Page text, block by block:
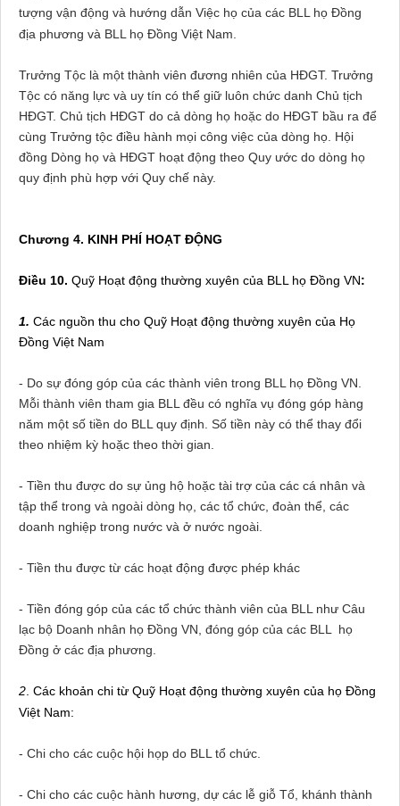
tượng vận động và hướng dẫn Việc họ của các BLL họ Đồng
địa phương và BLL họ Đồng Việt Nam
Trưởng Tộc là một thành viên đương nhiên của HĐGT. Trưởng
Tộc có năng lực và uy tín có thể giữ luôn chức danh Chủ tịch
HĐGT. Chủ tịch HĐGT do cả dòng họ hoặc do HĐGT bầu ra để
cùng Trưởng tộc điều hành mọi công việc của dòng họ. Hội
đồng Dòng họ và HĐGT hoạt động theo Quy ước do dòng họ
quy định phù hợp với Quy chế này.
Chương 4. KINH PHÍ HOẠT ĐỘNG
Điều 10. Quỹ Hoạt động thường xuyên của BLL họ Đồng VN:
1. Các nguồn thu cho Quỹ Hoạt động thường xuyên của Họ
Đồng Việt Nam
- Do sự đóng góp của các thành viên trong BLL họ Đồng VN.
Mỗi thành viên tham gia BLL đều có nghĩa vụ đóng góp hàng
năm một số tiền do BLL quy định. Số tiền này có thể thay đổi
theo nhiệm kỳ hoặc theo thời gian.
- Tiền thu được do sự ủng hộ hoặc tài trợ của các cá nhân và
tập thể trong và ngoài dòng họ, các tổ chức, đoàn thể, các
doanh nghiệp trong nước và ở nước ngoài.
- Tiền thu được từ các hoạt động được phép khác
- Tiền đóng góp của các tổ chức thành viên của BLL như Câu
lạc bộ Doanh nhân họ Đồng VN, đóng góp của các BLL họ
Đồng ở các địa phương.
2 . Các khoản chi từ Quỹ Hoạt động thường xuyên của họ Đồng
Việt Nam:
- Chi cho các cuộc hội họp do BLL tổ chức.
- Chi cho các cuộc hành hương, dự các lễ giỗ Tổ, khánh thành